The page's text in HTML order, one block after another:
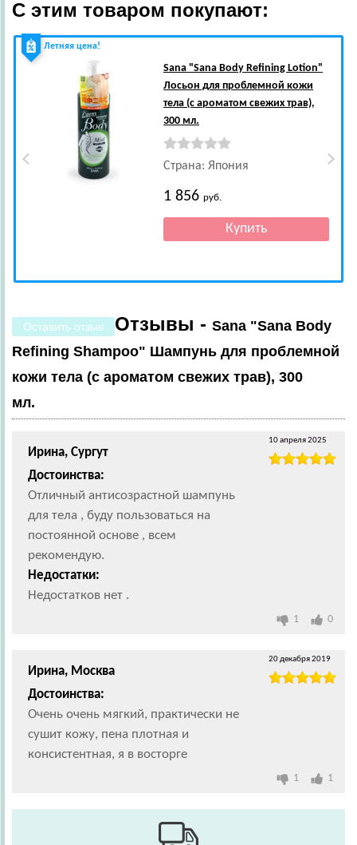
С этим товаром покупают:
Летняя цена!
Sana "Sana Body Refining Lotion"
Лосьон для проблемной кожи
тела (с ароматом свежих трав),
300 мл.
Страна: Япония
1 856руб.
Оставить отзыв Отзывы - Sana "Sana Body
Refining Shampoo" Шампунь для проблемной
кожи тела (с ароматом свежих трав), 300
мл.
Ирина, Сургут
Достоинства:
Отличный антисозрастной шампунь
для тела , буду пользоваться на
постоянной основе , всем
рекомендую.
Недостатки:
Недостатков нет .
10 апреля 2025
1 0
Ирина, Москва
Достоинства:
Очень очень мягкий, практически не
сушит кожу, пена плотная и
консистентная, я в восторге
20 декабря 2019
1 1